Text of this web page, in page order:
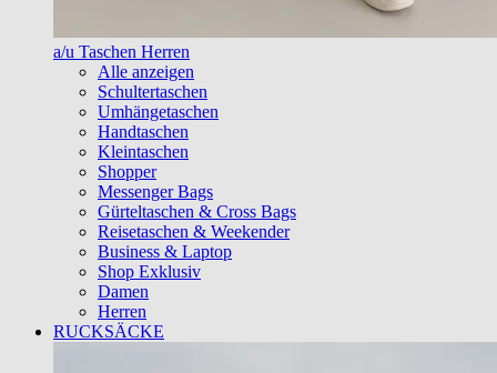
a/u Taschen Herren
Alle anzeigen
Schultertaschen
Umhängetaschen
Handtaschen
Kleintaschen
Shopper
Messenger Bags
Gürteltaschen & Cross Bags
Reisetaschen & Weekender
Business & Laptop
Shop Exklusiv
Damen
Herren
RUCKSÄCKE